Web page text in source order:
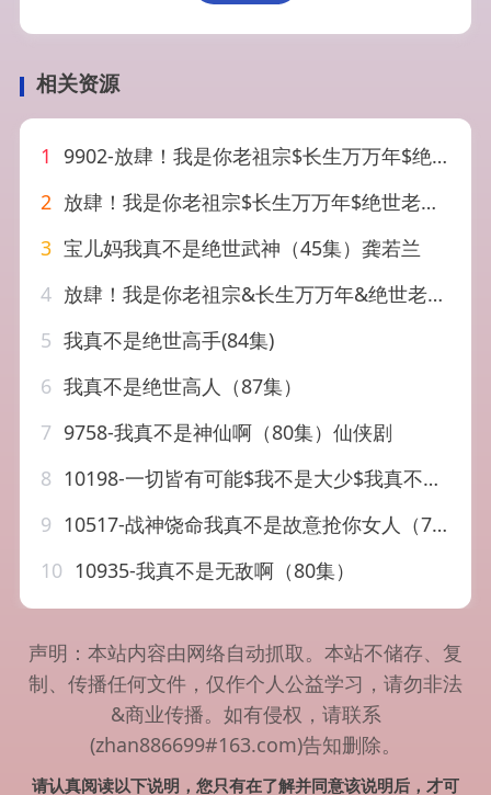
相关资源
1
9902-放肆！我是你老祖宗$长生万万年$绝世老祖（85集）岳雨婷 仙侠剧
2 放肆！我是你老祖宗$长生万万年$绝世老祖（85集）岳雨婷 仙侠剧
3 宝儿妈我真不是绝世武神（45集）龚若兰
4 放肆！我是你老祖宗&长生万万年&绝世老祖（85集）岳雨婷 仙侠剧
5 我真不是绝世高手(84集)
6 我真不是绝世高人（87集）
7 9758-我真不是神仙啊（80集）仙侠剧
8 10198-一切皆有可能$我不是大少$我真不是大少（60集）华雯
9 10517-战神饶命我真不是故意抢你女人（79集）
10 10935-我真不是无敌啊（80集）
声明：本站内容由网络自动抓取。本站不储存、复
制、传播任何文件，仅作个人公益学习，请勿非法
&商业传播。如有侵权，请联系
(zhan886699#163.com)告知删除。
请认真阅读以下说明，您只有在了解并同意该说明后，才可